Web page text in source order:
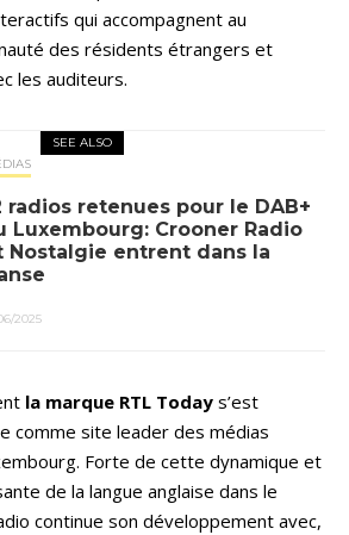
qui accompagnent au
des résidents étrangers et
les auditeurs.
SEE ALSO
radios retenues pour le DAB+
Luxembourg: Crooner Radio
Nostalgie entrent dans la
2025
la marque RTL Today s’est
comme site leader des médias
Forte de cette dynamique et
de la langue anglaise dans le
continue son développement avec,